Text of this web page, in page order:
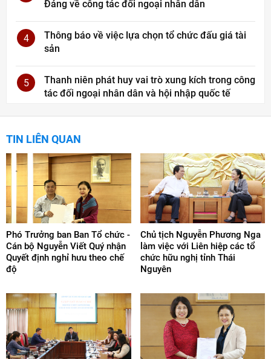
Đảng về công tác đối ngoại nhân dân
4
Thông báo về việc lựa chọn tổ chức đấu giá tài
sản
5
Thanh niên phát huy vai trò xung kích trong công
tác đối ngoại nhân dân và hội nhập quốc tế
TIN LIÊN QUAN
Phó Trưởng ban Ban Tổ chức -
Cán bộ Nguyễn Viết Quý nhận
Quyết định nghỉ hưu theo chế
độ
Chủ tịch Nguyễn Phương Nga
làm việc với Liên hiệp các tổ
chức hữu nghị tỉnh Thái
Nguyên